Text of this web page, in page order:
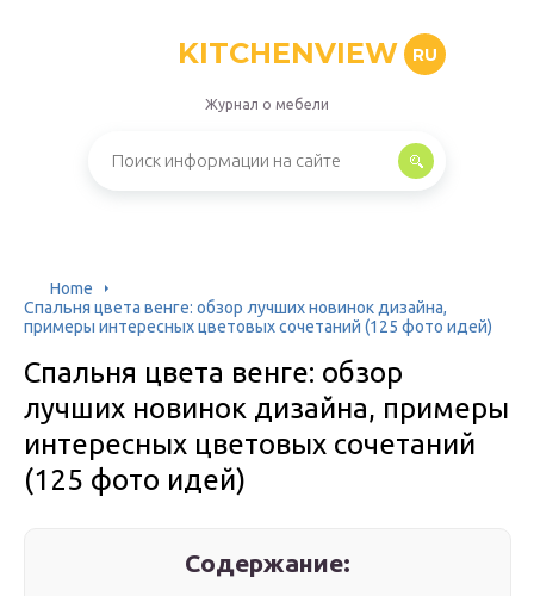
KITCHENVIEW RU
Журнал о мебели
Home
Спальня цвета венге: обзор лучших новинок дизайна,
примеры интересных цветовых сочетаний (125 фото идей)
Спальня цвета венге: обзор
лучших новинок дизайна, примеры
интересных цветовых сочетаний
(125 фото идей)
Содержание: